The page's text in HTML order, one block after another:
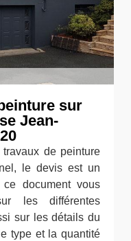
sur
Jean-
de peinture
le devis est un
document vous
les différentes
sur les détails du
type et la quantité